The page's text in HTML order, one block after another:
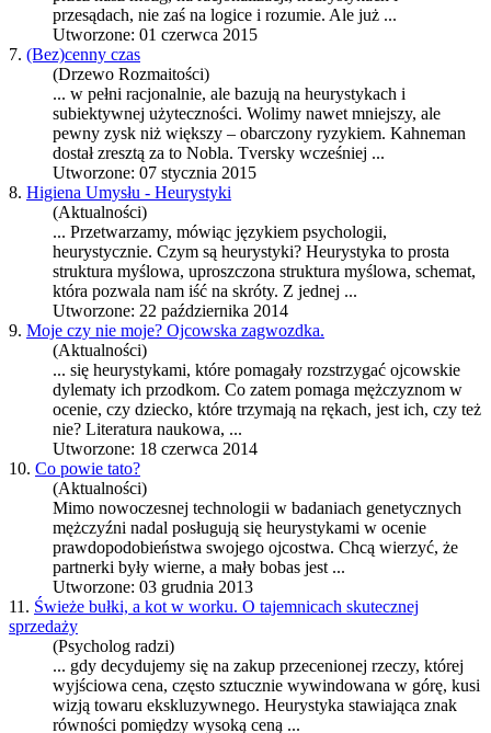
przesądach, nie zaś na logice i rozumie. Ale już ...
Utworzone: 01 czerwca 2015
7. (Bez)cenny czas
(Drzewo Rozmaitości)
... w pełni racjonalnie, ale bazują na heurystykach i
subiektywnej użyteczności. Wolimy nawet mniejszy, ale
pewny zysk niż większy – obarczony ryzykiem. Kahneman
dostał zresztą za to Nobla. Tversky wcześniej ...
Utworzone: 07 stycznia 2015
8. Higiena Umysłu - Heurystyki
(Aktualności)
... Przetwarzamy, mówiąc językiem psychologii,
heurystycznie. Czym są heurystyki? Heurystyka to prosta
struktura myślowa, uproszczona struktura myślowa, schemat,
która pozwala nam iść na skróty. Z jednej ...
Utworzone: 22 października 2014
9. Moje czy nie moje? Ojcowska zagwozdka.
(Aktualności)
... się heurystykami, które pomagały rozstrzygać ojcowskie
dylematy ich przodkom. Co zatem pomaga mężczyznom w
ocenie, czy dziecko, które trzymają na rękach, jest ich, czy też
nie? Literatura naukowa, ...
Utworzone: 18 czerwca 2014
10. Co powie tato?
(Aktualności)
Mimo nowoczesnej technologii w badaniach genetycznych
mężczyźni nadal posługują się heurystykami w ocenie
prawdopodobieństwa swojego ojcostwa. Chcą wierzyć, że
partnerki były wierne, a mały bobas jest ...
Utworzone: 03 grudnia 2013
11. Świeże bułki, a kot w worku. O tajemnicach skutecznej
sprzedaży
(Psycholog radzi)
... gdy decydujemy się na zakup przecenionej rzeczy, której
wyjściowa cena, często sztucznie wywindowana w górę, kusi
wizją towaru ekskluzywnego. Heurystyka stawiająca znak
równości pomiędzy wysoką ceną ...